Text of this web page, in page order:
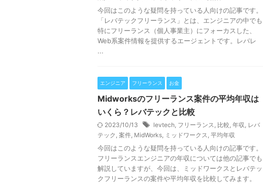
今回はこのような疑問を持っている人向けの記事です。
「レバテックフリーランス」とは、エンジニアの中でも
特にフリーランス（個人事業主）にフォーカスした、
Web系案件情報を提供するエージェントです。レバレ
...
エンジニア フリーランス お金
Midworksのフリーランス案件の平均年収は
いくら？レバテックと比較
2023/10/13 levtech, フリーランス, 比較, 年収, レバ
テック , 案件, MidWorks, ミッドワークス, 平均年収
今回はこのような疑問を持っている人向けの記事です。
フリーランスエンジニアの年収については他の記事でも
解説していますが、今回は、ミッドワークスとレバテッ
クフリーランスの案件や平均年収を比較してみます。